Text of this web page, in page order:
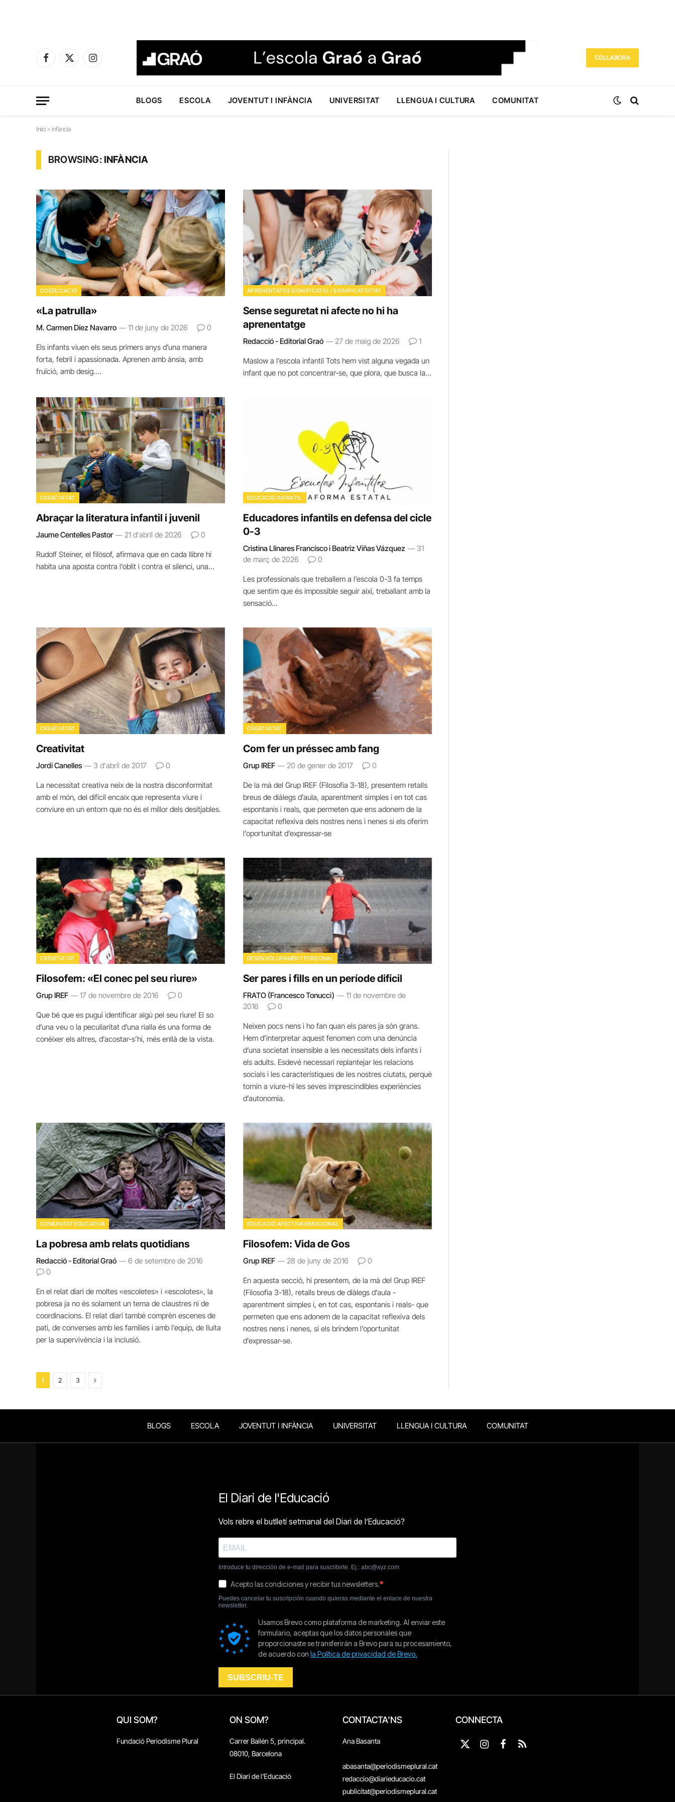
Facebook
X
Instagram
COL·LABORA
BLOGS ESCOLA JOVENTUT I INFÀNCIA UNIVERSITAT LLENGUA I CULTURA COMUNITAT
Inici » infància
BROWSING:INFÀNCIA
COEDUCACIÓ
«La patrulla»
M. Carmen Díez Navarro 11 de juny de 2026 0
Els infants viuen els seus primers anys d’una manera
forta, febril i apassionada. Aprenen amb ànsia, amb
fruïció, amb desig.…
APRENENTATGE SIGNIFICATIU / SIGNIFICATIVITAT
Sense seguretat ni afecte no hi ha
aprenentatge
Redacció - Editorial Graó 27 de maig de 2026 1
Maslow a l’escola infantil Tots hem vist alguna vegada un
infant que no pot concentrar-se, que plora, que busca la…
CREATIVITAT
Abraçar la literatura infantil i juvenil
Jaume Centelles Pastor 21 d'abril de 2026 0
Rudolf Steiner, el filòsof, afirmava que en cada llibre hi
habita una aposta contra l’oblit i contra el silenci, una…
EDUCACIÓ INFANTIL
Educadores infantils en defensa del cicle
0-3
Cristina Llinares Francisco i Beatriz Viñas Vázquez
31
de març de 2026
0
Les professionals que treballem a l’escola 0-3 fa temps
que sentim que és impossible seguir així, treballant amb la
sensació…
CREATIVITAT
Creativitat
Jordi Canelles 3 d'abril de 2017 0
La necessitat creativa neix de la nostra disconformitat
amb el món, del difícil encaix que representa viure i
conviure en un entorn que no és el millor dels desitjables.
CREATIVITAT
Com fer un préssec amb fang
Grup IREF 20 de gener de 2017 0
De la mà del Grup IREF (Filosofia 3-18), presentem retalls
breus de diàlegs d’aula, aparentment simples i en tot cas
espontanis i reals, que permeten que ens adonem de la
capacitat reflexiva dels nostres nens i nenes si els oferim
l’oportunitat d’expressar-se
CREATIVITAT
Filosofem: «El conec pel seu riure»
Grup IREF 17 de novembre de 2016 0
Que bé que es pugui identificar algú pel seu riure! El so
d’una veu o la peculiaritat d’una rialla és una forma de
conèixer els altres, d’acostar-s’hi, més enllà de la vista.
DESENVOLUPAMENT PERSONAL
Ser pares i fills en un període difícil
FRATO (Francesco Tonucci)
11 de novembre de
2016
0
Neixen pocs nens i ho fan quan els pares ja són grans.
Hem d’interpretar aquest fenomen com una denúncia
d’una societat insensible a les necessitats dels infants i
els adults. Esdevé necessari replantejar les relacions
socials i les característiques de les nostres ciutats, perquè
tornin a viure-hi les seves imprescindibles experiències
d’autonomia.
COMUNITAT EDUCATIVA
La pobresa amb relats quotidians
Redacció - Editorial Graó
6 de setembre de 2016
0
En el relat diari de moltes «escoletes» i «escolotes», la
pobresa ja no és solament un tema de claustres ni de
coordinacions. El relat diari també comprèn escenes de
pati, de converses amb les famílies i amb l’equip, de lluita
per la supervivència i la inclusió.
EDUCACIÓ AFECTIVA/EMOCIONAL
Filosofem: Vida de Gos
Grup IREF 28 de juny de 2016 0
En aquesta secció, hi presentem, de la mà del Grup IREF
(Filosofia 3-18), retalls breus de diàlegs d’aula -
aparentment simples i, en tot cas, espontanis i reals- que
permeten que ens adonem de la capacitat reflexiva dels
nostres nens i nenes, si els brindem l’oportunitat
d’expressar-se.
1 2 3 Next
BLOGS ESCOLA JOVENTUT I INFÀNCIA UNIVERSITAT LLENGUA I CULTURA COMUNITAT
QUI SOM?
Fundació Periodisme Plural
ON SOM?
Carrer Bailén 5, principal.
08010, Barcelona
El Diari de l'Educació
CONTACTA'NS
Ana Basanta
abasanta@periodismeplural.cat
redaccio@diarieducacio.cat
publicitat@periodismeplural.cat
CONNECTA
X
InstagramFacebook
RSS